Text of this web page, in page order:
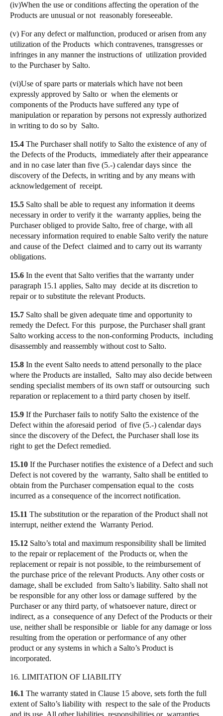
(iv)When the use or conditions affecting the operation of the
Products are unusual or not reasonably foreseeable.
(v) For any defect or malfunction, produced or arisen from any
utilization of the Products which contravenes, transgresses or
infringes in any manner the instructions of utilization provided
to the Purchaser by Salto.
(vi)Use of spare parts or materials which have not been
expressly approved by Salto or when the elements or
components of the Products have suffered any type of
manipulation or reparation by persons not expressly authorized
in writing to do so by Salto.
15.4 The Purchaser shall notify to Salto the existence of any of
the Defects of the Products, immediately after their appearance
and in no case later than five (5.-) calendar days since the
discovery of the Defects, in writing and by any means with
acknowledgement of receipt.
15.5 Salto shall be able to request any information it deems
necessary in order to verify it the warranty applies, being the
Purchaser obliged to provide Salto, free of charge, with all
necessary information required to enable Salto verify the nature
and cause of the Defect claimed and to carry out its warranty
obligations.
15.6 In the event that Salto verifies that the warranty under
paragraph 15.1 applies, Salto may decide at its discretion to
repair or to substitute the relevant Products.
15.7 Salto shall be given adequate time and opportunity to
remedy the Defect. For this purpose, the Purchaser shall grant
Salto working access to the non-conforming Products, including
disassembly and reassembly without cost to Salto.
15.8 In the event Salto needs to attend personally to the place
where the Products are installed, Salto may also decide between
sending specialist members of its own staff or outsourcing such
reparation or replacement to a third party chosen by itself.
15.9 If the Purchaser fails to notify Salto the existence of the
Defect within the aforesaid period of five (5.-) calendar days
since the discovery of the Defect, the Purchaser shall lose its
right to get the Defect remedied.
15.10 If the Purchaser notifies the existence of a Defect and such
Defect is not covered by the warranty, Salto shall be entitled to
obtain from the Purchaser compensation equal to the costs
incurred as a consequence of the incorrect notification.
15.11 The substitution or the reparation of the Product shall not
interrupt, neither extend the Warranty Period.
15.12 Salto’s total and maximum responsibility shall be limited
to the repair or replacement of the Products or, when the
replacement or repair is not possible, to the reimbursement of
the purchase price of the relevant Products. Any other costs or
damage, shall be excluded from Salto’s liability. Salto shall not
be responsible for any other loss or damage suffered by the
Purchaser or any third party, of whatsoever nature, direct or
indirect, as a consequence of any Defect of the Products or their
use, neither shall be responsible or liable for any damage or loss
resulting from the operation or performance of any other
product or any systems in which a Salto’s Product is
incorporated.
16. LIMITATION OF LIABILITY
16.1 The warranty stated in Clause 15 above, sets forth the full
extent of Salto’s liability with respect to the sale of the Products
and its use. All other liabilities, responsibilities or warranties,